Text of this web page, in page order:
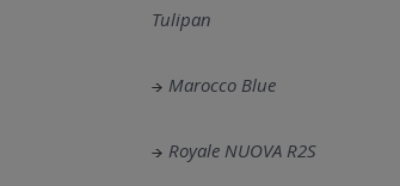
Tulipan
Marocco Blue
Royale NUOVA R2S